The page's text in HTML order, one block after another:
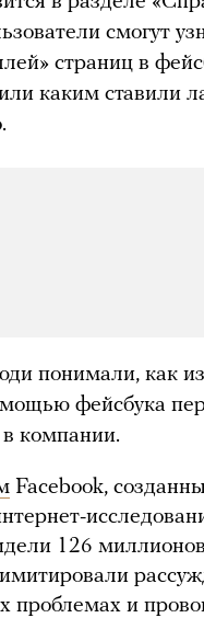
смогут
страниц в
каким ставили
понимали, как
фейсбука
компании.
Facebook,
126
проблемах и